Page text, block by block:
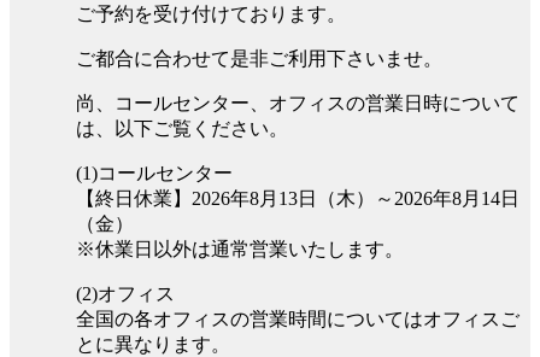
ご予約を受け付けております。
ご都合に合わせて是非ご利用下さいませ。
尚、コールセンター、オフィスの営業日時について
は、以下ご覧ください。
(1)コールセンター
【終日休業】2026年8月13日（木）～2026年8月14日
（金）
※休業日以外は通常営業いたします。
(2)オフィス
全国の各オフィスの営業時間についてはオフィスご
とに異なります。